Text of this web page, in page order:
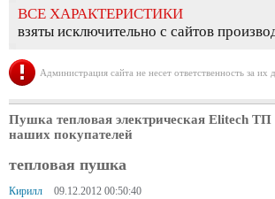
ВСЕ ХАРАКТЕРИСТИКИ
взяты исключительно с сайтов
Администрация сайта не несет ответственность за их
Пушка тепловая электрическая Elitech ТП
наших покупателей
тепловая пушка
Кирилл
09.12.2012 00:50:40